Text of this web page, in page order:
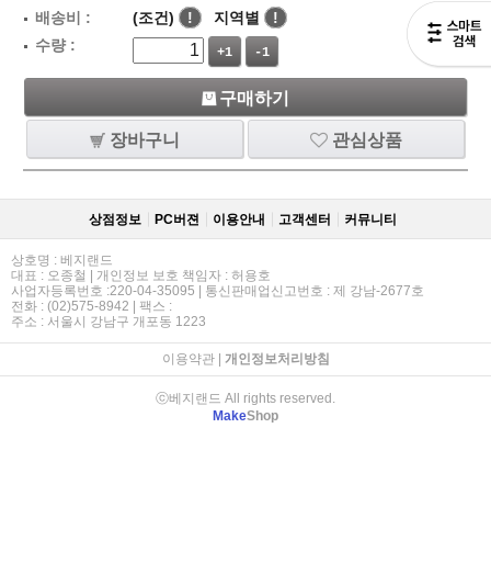
배송비 : (조건) ! 지역별
!
수량 :
+1 -1
구매하기
장바구니 관심상품
상점정보 PC버젼 이용안내 고객센터 커뮤니티
상호명 : 베지랜드
대표 : 오종철 | 개인정보 보호 책임자 : 허용호
사업자등록번호 :220-04-35095 | 통신판매업신고번호 : 제 강남-2677호
전화 : (02)575-8942 | 팩스 :
주소 : 서울시 강남구 개포동 1223
이용약관| 개인정보처리방침
ⓒ베지랜드 All rights reserved.
MakeShop